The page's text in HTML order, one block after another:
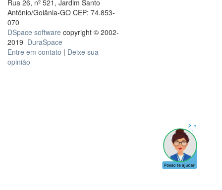
Rua 26, nº 521, Jardim Santo
Antônio/Goiânia-GO CEP: 74.853-
070
DSpace software copyright © 2002-
2019 DuraSpace
Entre em contato | Deixe sua
opinião